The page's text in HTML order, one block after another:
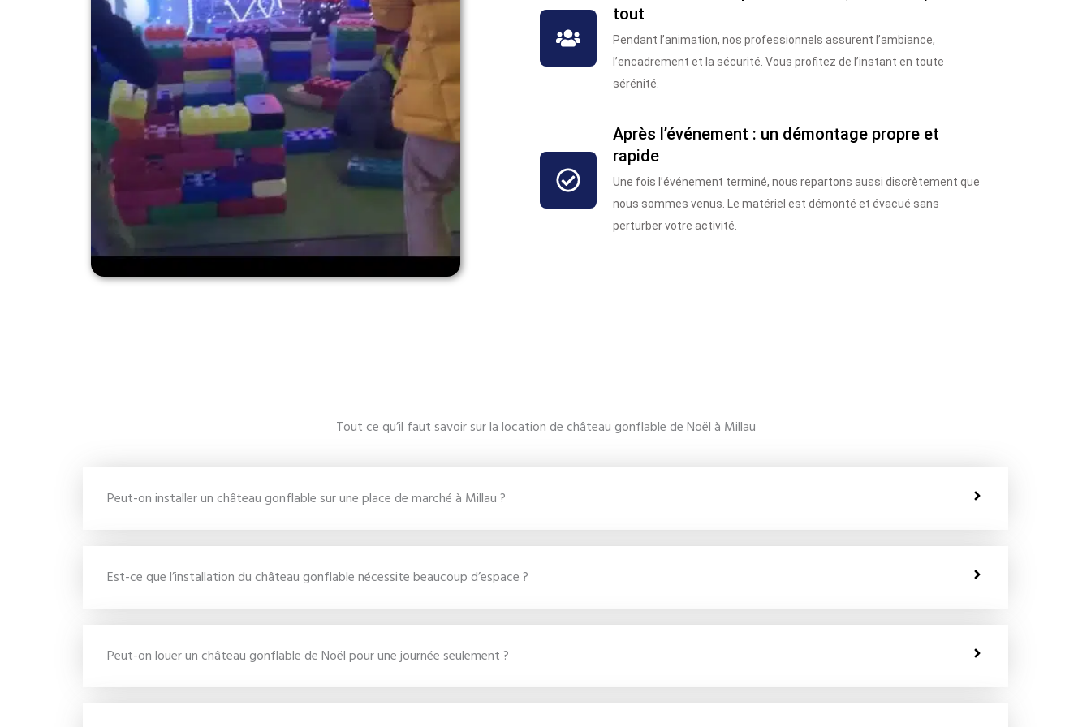
tout
Pendant l’animation, nos professionnels assurent l’ambiance,
l’encadrement et la sécurité. Vous profitez de l’instant en toute
sérénité.
Après l’événement : un démontage propre et
rapide
Une fois l’événement terminé, nous repartons aussi discrètement que
nous sommes venus. Le matériel est démonté et évacué sans
perturber votre activité.
Tout ce qu’il faut savoir sur la location de château gonflable de Noël à Millau
Peut-on installer un château gonflable sur une place de marché à Millau ?
Est-ce que l’installation du château gonflable nécessite beaucoup d’espace ?
Peut-on louer un château gonflable de Noël pour une journée seulement ?